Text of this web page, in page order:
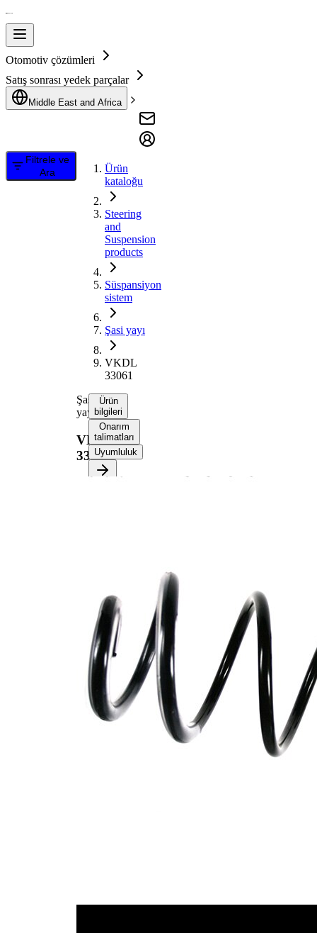
Otomotiv çözümleri
Satış sonrası yedek parçalar
Middle East and Africa
Filtrele ve
Ara
Ürün
kataloğu
Steering
and
Suspension
products
Süspansiyon
sistem
Şasi yayı
VKDL
33061
Şasi
yayı
VKDL
33061
Ürün
bilgileri
Onarım
talimatları
Uyumluluk
Yay şekli
Sabit tel
çapına
sahip yay
cıvatası
Dış çap
168 mm
İlave
ürün/
İlave
açıklama
kovansız
Vida
dişlerinin